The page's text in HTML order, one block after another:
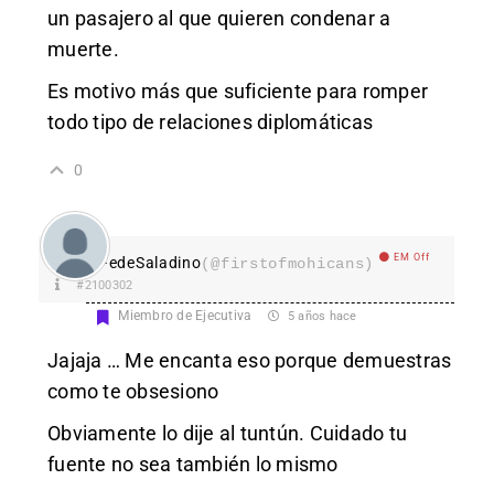
un pasajero al que quieren condenar a
muerte.
Es motivo más que suficiente para romper
todo tipo de relaciones diplomáticas
0
FedeSaladino(@firstofmohicans) EM Off
#2100302
Miembro de Ejecutiva 5 años hace
Jajaja … Me encanta eso porque demuestras
como te obsesiono
Obviamente lo dije al tuntún. Cuidado tu
fuente no sea también lo mismo